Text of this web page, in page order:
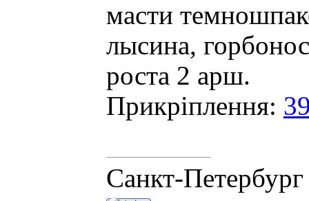
масти
лысина,
роста 2 арш.
Прикріплення:
Санкт-Петербург